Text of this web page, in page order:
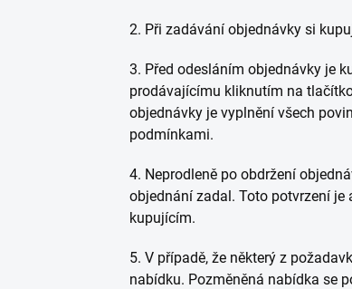
2. Při zadávání objednávky si
3. Před odesláním objednávky je
prodávajícímu kliknutím na
objednávky je vyplnění všech
podmínkami.
4. Neprodleně po obdržení
objednání zadal. Toto potvrzení
kupujícím.
5. V případě, že některý z
nabídku. Pozměněná nabídka se